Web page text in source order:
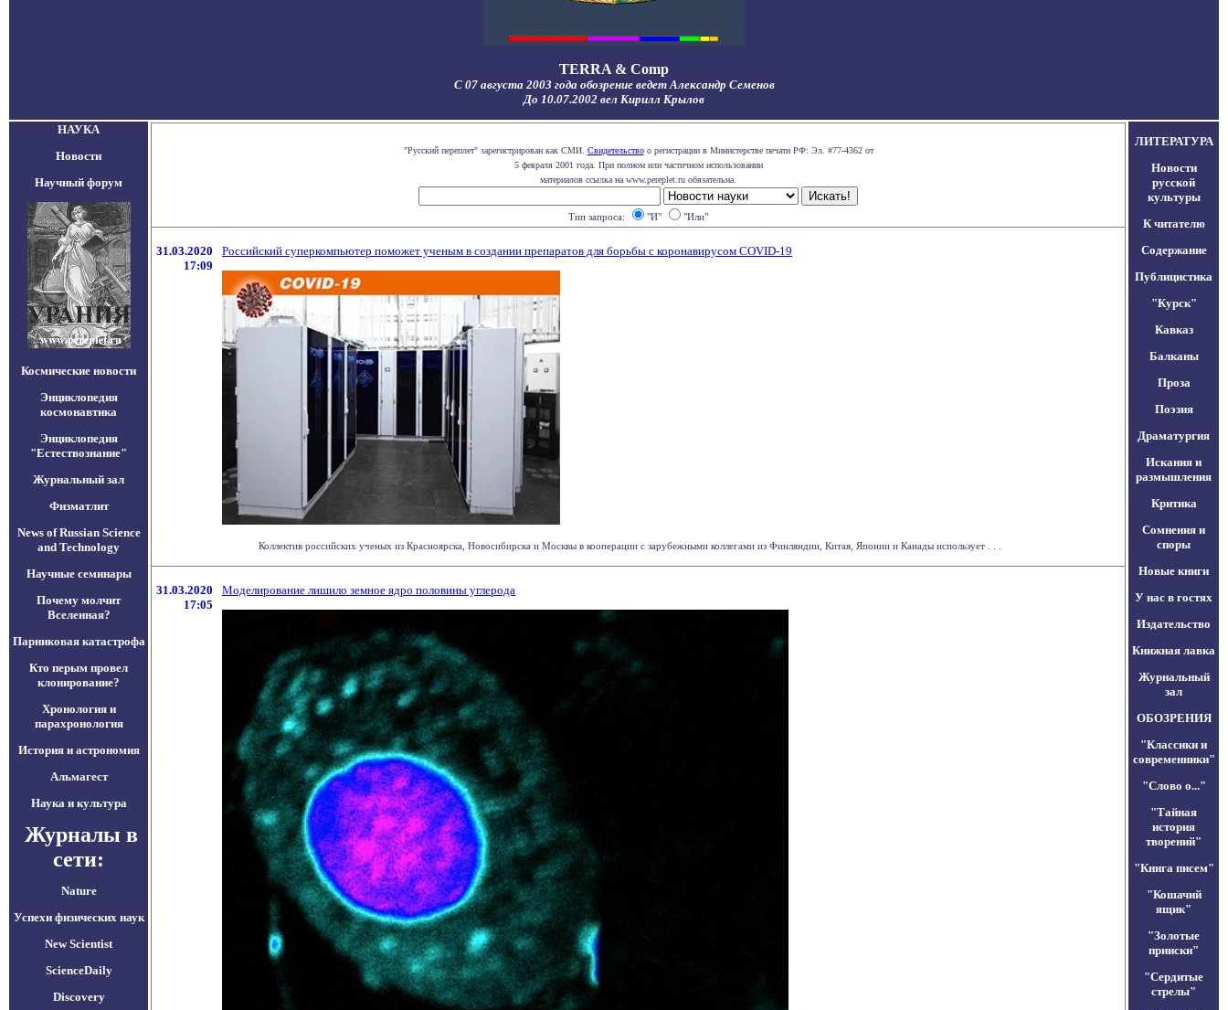
TERRA & Comp
С 07 августа 2003 года обозрение ведет Александр Семенов
До 10.07.2002 вел Кирилл Крылов
НАУКА
Новости
Научный форум
Космические новости
Энциклопедия
космонавтика
Энциклопедия
"Естествознание"
Журнальный зал
Физматлит
News of Russian Science
and Technology
Научные семинары
Почему молчит
Вселенная?
Парниковая катастрофа
Кто перым провел
клонирование?
Хронология и
парахронология
История и астрономия
Альмагест
Наука и культура
Журналы в
сети:
Nature
Успехи физических наук
New Scientist
ScienceDaily
Discovery
"Русский переплет" зарегистрирован как СМИ. Свидетельствоо регистрации в Министерстве печати РФ: Эл. #77-4362 от
5 февраля 2001 года. При полном или частичном использовании
материалов ссылка на www.pereplet.ru обязательна.
Тип запроса: "И" "Или"
31.03.2020
17:09
Российский суперкомпьютер поможет ученым в создании препаратов для борьбы с коронавирусом COVID-19
Коллектив российских ученых из Красноярска, Новосибирска и Москвы в кооперации с зарубежными коллегами из Финляндии, Китая, Японии и Канады использует . . .
31.03.2020
17:05
Моделирование лишило земное ядро половины углерода
ЛИТЕРАТУРА
Новости
русской
культуры
К читателю
Содержание
Публицистика
"Курск"
Кавказ
Балканы
Проза
Поэзия
Драматургия
Искания и
размышления
Критика
Сомнения и
споры
Новые книги
У нас в гостях
Издательство
Книжная лавка
Журнальный
зал
ОБОЗРЕНИЯ
"Классики и
современники"
"Слово о..."
"Тайная
история
творений"
"Книга писем"
"Кошачий
ящик"
"Золотые
прииски"
"Сердитые
стрелы"